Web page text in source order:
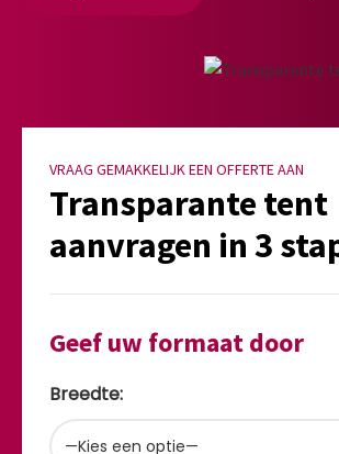
VRAAG GEMAKKELIJK EEN OFFERTE AAN
Transparante tent
aanvragen in 3
Geef uw formaat door
Breedte: